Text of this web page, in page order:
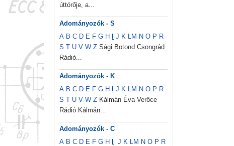
úttörője, a...
Adományozók - S
A B C D E F G H J K LM N O P R
S T U V W Z Sági Botond Csongrád
Rádió...
Adományozók - K
A B C D E F G H J K LM N O P R
S T U V W Z Kálmán Éva Verőce
Rádió Kálmán...
Adományozók - C
A B C D E F G H J K LM N O P R